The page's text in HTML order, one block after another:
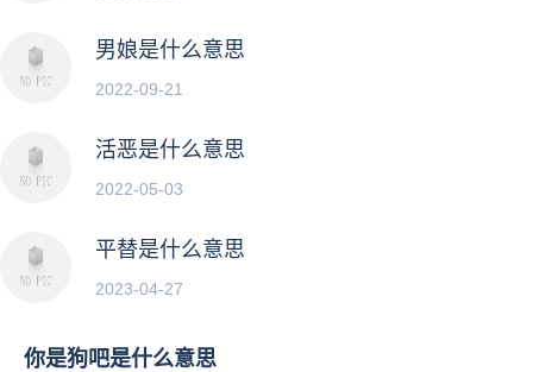
男娘是什么意思
2022-09-21
活恶是什么意思
2022-05-03
平替是什么意思
2023-04-27
你是狗吧是什么意思